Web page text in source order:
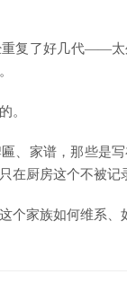
复了好几代——太
。
、家谱，那些是
在厨房这个不被记
个家族如何维系、